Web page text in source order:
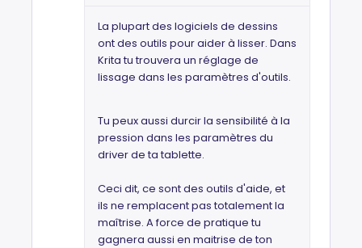
La plupart des logiciels de dessins
ont des outils pour aider à lisser. Dans
Krita tu trouvera un réglage de
lissage dans les paramètres d'outils.
Tu peux aussi durcir la sensibilité à la
pression dans les paramètres du
driver de ta tablette.
Ceci dit, ce sont des outils d'aide, et
ils ne remplacent pas totalement la
maîtrise. A force de pratique tu
gagnera aussi en maitrise de ton